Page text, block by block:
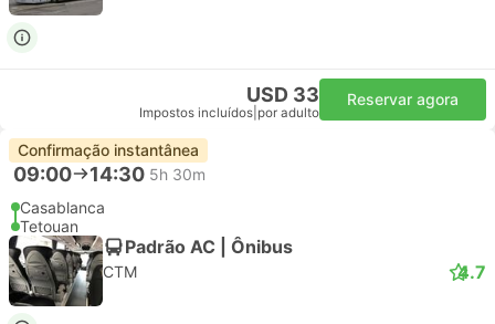
USD 33
Impostos incluídos por adulto
Reservar agora
Confirmação instantânea
09:00 14:30 5h 30m
Casablanca
Tetouan
Padrão AC | Ônibus
CTM 4.7